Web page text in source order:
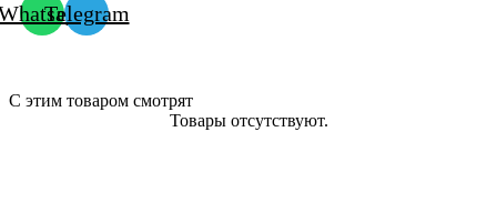
Telegram
С этим товаром смотрят
Товары отсутствуют.